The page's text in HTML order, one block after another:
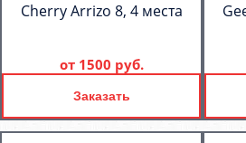
Cherry Arrizo 8, 4 места
от 1500 руб.
Заказать